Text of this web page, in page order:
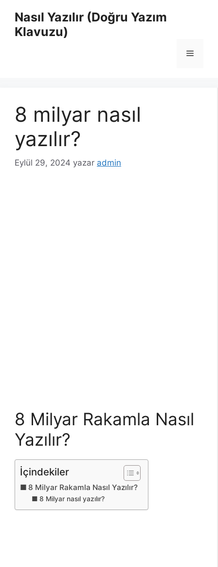
Nasıl Yazılır (Doğru Yazım
Klavuzu)
Menü
8 milyar nasıl
yazılır?
Eylül 29, 2024 yazar admin
8 Milyar Rakamla Nasıl
Yazılır?
İçindekiler
8 Milyar Rakamla Nasıl Yazılır?
8 Milyar nasıl yazılır?